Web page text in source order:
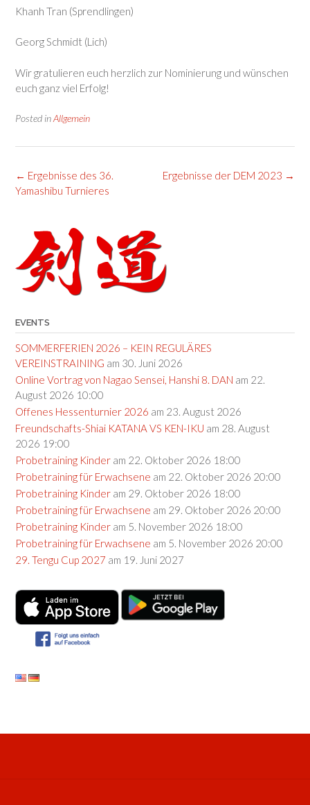
Khanh Tran (Sprendlingen)
Georg Schmidt (Lich)
Wir gratulieren euch herzlich zur Nominierung und wünschen
euch ganz viel Erfolg!
Posted inAllgemein
Post
navigation
Ergebnisse der DEM 2023 →
← Ergebnisse des 36.
Yamashibu Turnieres
EVENTS
SOMMERFERIEN 2026 – KEIN REGULÄRES
VEREINSTRAINING am 30. Juni 2026
Online Vortrag von Nagao Sensei, Hanshi 8. DAN am 22.
August 2026 10:00
Offenes Hessenturnier 2026 am 23. August 2026
Freundschafts-Shiai KATANA VS KEN-IKU am 28. August
2026 19:00
Probetraining Kinder am 22. Oktober 2026 18:00
Probetraining für Erwachsene am 22. Oktober 2026 20:00
Probetraining Kinder am 29. Oktober 2026 18:00
Probetraining für Erwachsene am 29. Oktober 2026 20:00
Probetraining Kinder am 5. November 2026 18:00
Probetraining für Erwachsene am 5. November 2026 20:00
29. Tengu Cup 2027 am 19. Juni 2027